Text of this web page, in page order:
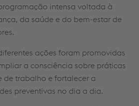
intensa voltada à
da saúde e do bem-estar de
ações foram promovidas
a consciência sobre práticas
de trabalho e fortalecer a
preventivas no dia a dia.